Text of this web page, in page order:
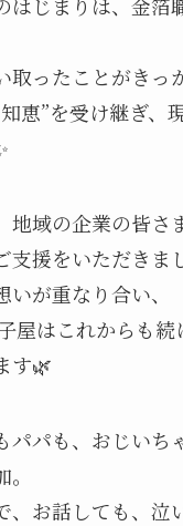
ったことがきっ
恵”を受け継ぎ、
地域の企業の皆さ
援をいただきま
が重なり合い、
屋はこれからも続
す🌿
パパも、おじいち
、お話しても、泣